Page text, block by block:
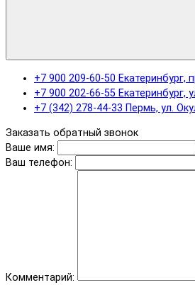
+7 900 209-60-50 Екатеринбург,
+7 900 202-66-55 Екатеринбург,
+7 (342) 278-44-33 Пермь, ул.
Заказать обратный звонок
Ваше имя:
Ваш телефон:
Комментарий: